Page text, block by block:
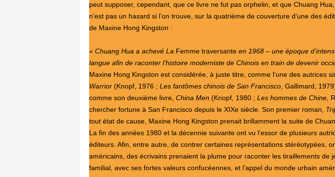
peut supposer, cependant, que ce livre ne fut pas orphelin, et que Chuang
n’est pas un hasard si l’on trouve, sur la quatrième de couverture d’une des
de Maxine Hong Kingston :
« Chuang Hua a achevé La Femme traversante en 1968 – une époque
langue afin de raconter l’histoire moderniste de Chinois en train de devenir
Maxine Hong Kingston est considérée, à juste titre, comme l’une des autrices
Warrior(Knopf, 1976 ; Les fantômes chinois de San Francisco, Gallimard,
comme son deuxième livre, China Men(Knopf, 1980 ; Les hommes de Chine,
chercher fortune à San Francisco depuis le XIXe siècle. Son premier roman,
tout état de cause, Maxine Hong Kingston prenait brillamment la suite de
La fin des années 1980 et la décennie suivante ont vu l’essor de plusieurs
éditeurs. Afin, entre autre, de contrer certaines représentations stéréotypées,
américains, des écrivains prenaient la plume pour raconter les tiraillements
familial, avec ses fortes valeurs confucéennes, et l’appel du monde urbain